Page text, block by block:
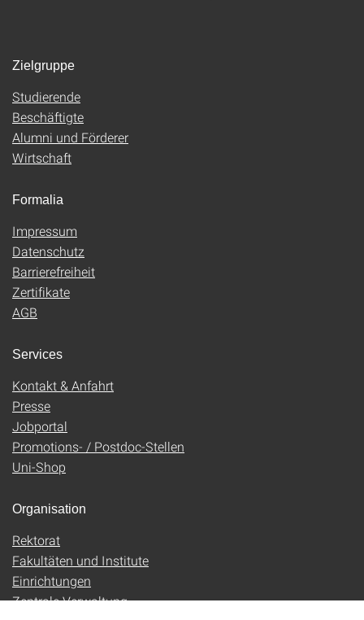
Zielgruppe
Studierende
Beschäftigte
Alumni und Förderer
Wirtschaft
Formalia
Impressum
Datenschutz
Barrierefreiheit
Zertifikate
AGB
Services
Kontakt & Anfahrt
Presse
Jobportal
Promotions- / Postdoc-Stellen
Uni-Shop
Organisation
Rektorat
Fakultäten und Institute
Einrichtungen
Zentrale Verwaltung